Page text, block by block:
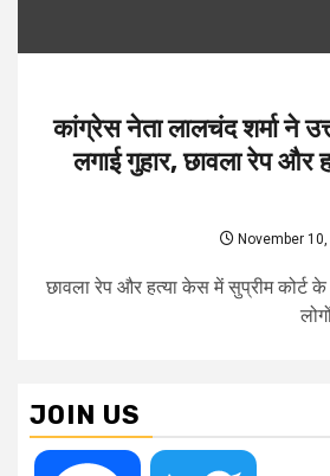
कांग्रेस नेता लालचंद शर्मा ने
लगाई गुहार, छावला रेप और
November
छावला रेप और हत्या केस में सुप्रीम
JOIN US